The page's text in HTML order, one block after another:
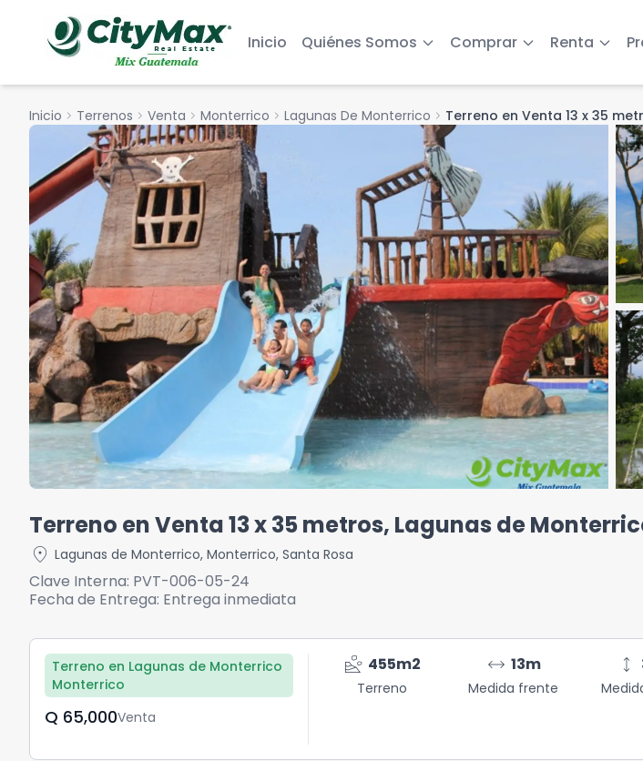
Inicio Quiénes Somos Comprar Renta
Inicio chevron_right Terrenos chevron_right Venta chevron_right Monterrico chevron_right Lagunas De Monterrico chevron_right Terreno en Venta 13 x 35
Terreno en Venta 13 x 35 metros, Lagunas de
location_on Lagunas de Monterrico, Monterrico, Santa Rosa
Clave Interna: PVT-006-05-24
Fecha de Entrega: Entrega inmediata
Terreno en Lagunas de Monterrico
Monterrico
Q	65,000Venta
landslide 455m2
Terreno
arrow_range 13m
Medida frente
height